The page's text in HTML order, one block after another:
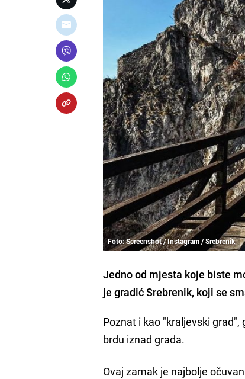
Foto: Screenshot / Instagram / Srebrenik
Jedno od mjesta koje biste
je gradić Srebrenik, koji se
Poznat i kao "kraljevski
brdu iznad grada.
Ovaj zamak je najbolje